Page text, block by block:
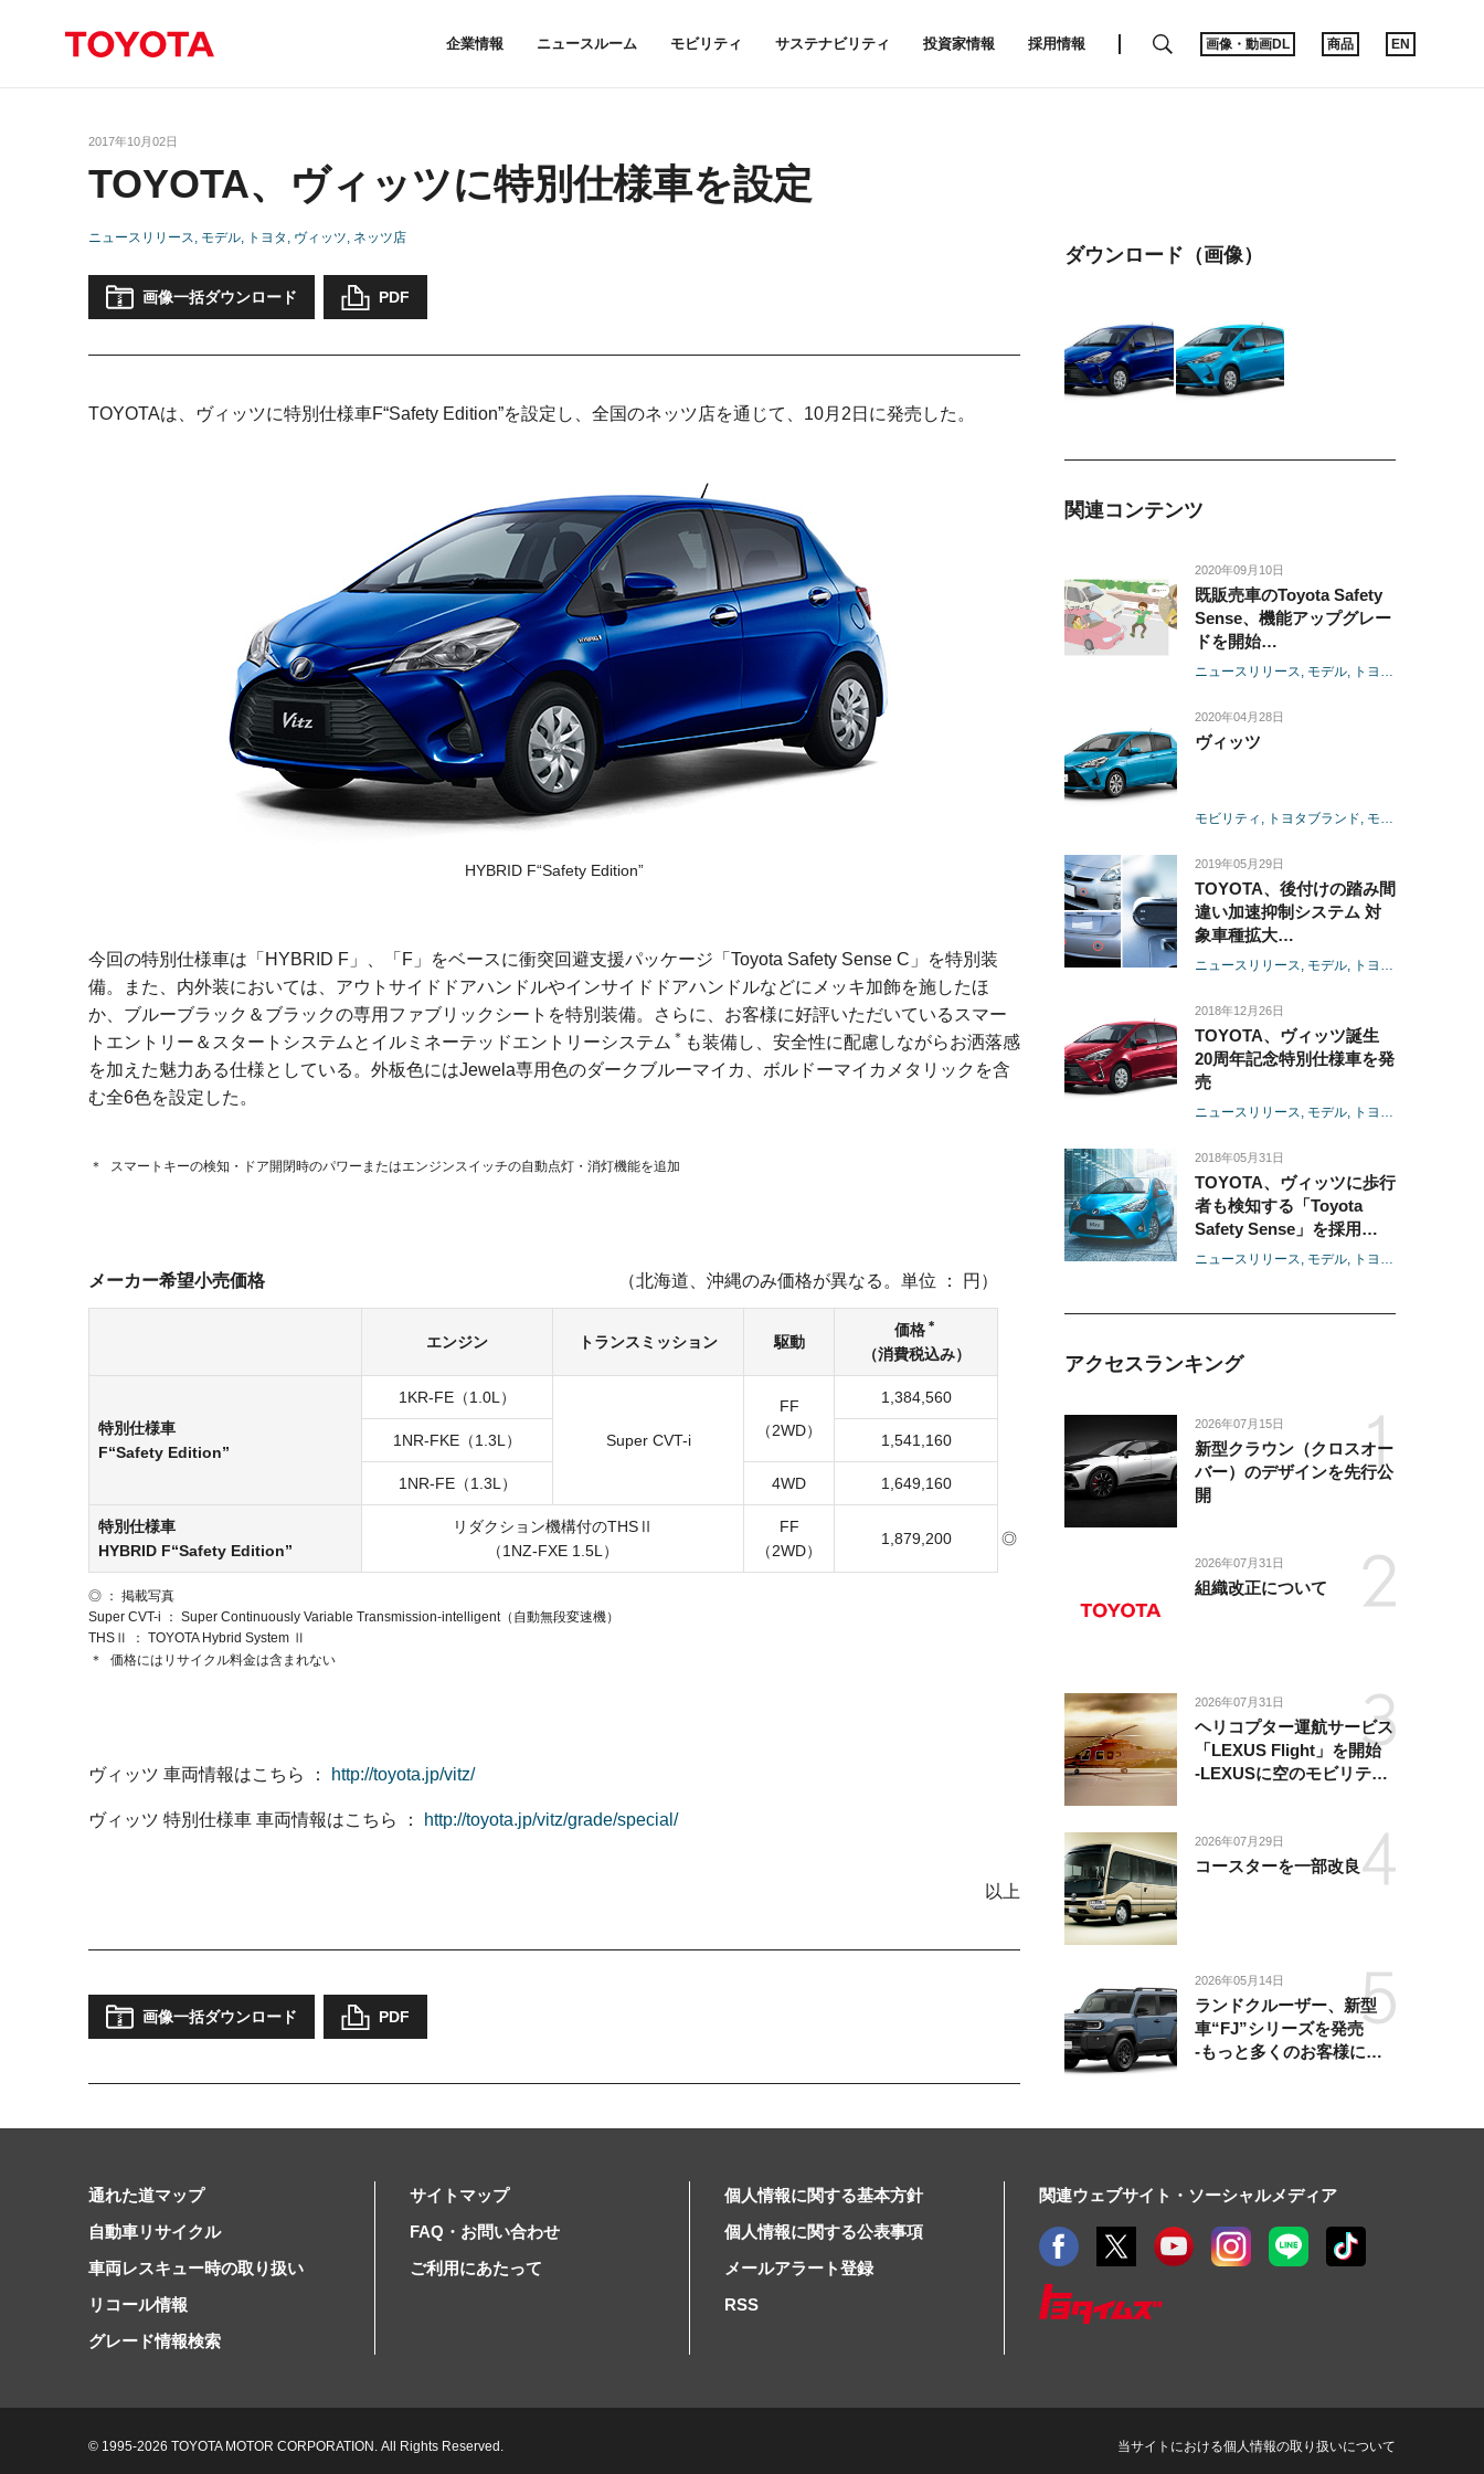
企業情報 ニュースルーム モビリティ サステナビリティ 投資家情報 採用情報 SEARCH画像・動画DL 商品 EN
2017年10月02日
TOYOTA、ヴィッツに特別仕様車を設定
ニュースリリース モデル トヨタ ヴィッツ ネッツ店
画像一括ダウンロード PDF
TOYOTAは、ヴィッツに特別仕様車F“Safety Edition”を設定し、全国のネッツ店を通じて、10月2日に発売した。
HYBRID F“Safety Edition”
今回の特別仕様車は「HYBRID F」、「F」をベースに衝突回避支援パッケージ「Toyota Safety Sense C」を特別装
備。また、内外装においては、アウトサイドドアハンドルやインサイドドアハンドルなどにメッキ加飾を施したほ
か、ブルーブラック＆ブラックの専用ファブリックシートを特別装備。さらに、お客様に好評いただいているスマー
トエントリー＆スタートシステムとイルミネーテッドエントリーシステム ＊ も装備し、安全性に配慮しながらお洒落感
を加えた魅力ある仕様としている。外板色にはJewela専用色のダークブルーマイカ、ボルドーマイカメタリックを含
む全6色を設定した。
＊ スマートキーの検知・ドア開閉時のパワーまたはエンジンスイッチの自動点灯・消灯機能を追加
メーカー希望小売価格 （北海道、沖縄のみ価格が異なる。単位 ： 円）
エンジン トランスミッション 駆動
価格 ＊
（消費税込み）
特別仕様車
F“Safety Edition”
1KR-FE（1.0L）
Super CVT-i
FF
（2WD）
1,384,560
1NR-FKE（1.3L） 1,541,160
1NR-FE（1.3L） 4WD 1,649,160
特別仕様車
HYBRID F“Safety Edition”
リダクション機構付のTHSⅡ
（1NZ-FXE 1.5L）
FF
（2WD）
◎
1,879,200
◎ ： 掲載写真
Super CVT-i
Super Continuously Variable Transmission-intelligent（自動無段変速機）
THSⅡ
TOYOTA Hybrid System Ⅱ
＊
価格にはリサイクル料金は含まれない
ヴィッツ 車両情報はこちら http://toyota.jp/vitz/
ヴィッツ 特別仕様車 車両情報はこちら http://toyota.jp/vitz/grade/special/
以上
画像一括ダウンロード PDF
ダウンロード（画像）
関連コンテンツ
2020年09月10日
既販売車のToyota Safety
Sense、機能アップグレー
ドを開始
-PCS（プリクラッシュセ
をアップグレードし、昼間
の歩行者も検知可能に-
ニュースリリース モデル トヨタ
2020年04月28日
ヴィッツ
モビリティ トヨタブランド モデル
2019年05月29日
TOYOTA、後付けの踏み間
違い加速抑制システム 対
象車種拡大
-対象車種を昨年12月より
に12車種へ拡大し、現在お
乗り頂いているクルマの安
全・安心をサポート-
ニュースリリース モデル トヨタ
2018年12月26日
TOYOTA、ヴィッツ誕生
20周年記念特別仕様車を発
売
ニュースリリース モデル トヨタ
2018年05月31日
TOYOTA、ヴィッツに歩行
者も検知する「Toyota
Safety Sense」を採用
-あわせて、2種類の特別仕
ニュースリリース モデル トヨタ
アクセスランキング
2026年07月15日
新型クラウン（クロスオー
バー）のデザインを先行公
開
2026年07月31日
組織改正について
2026年07月31日
ヘリコプター運航サービス
「LEXUS Flight」を開始
-LEXUSに空のモビリティ
2026年07月29日
コースターを一部改良
2026年05月14日
ランドクルーザー、新型
車“FJ”シリーズを発売
-もっと多くのお客様にラ
通れた道マップ
自動車リサイクル
車両レスキュー時の取り扱い
リコール情報
グレード情報検索
サイトマップ
FAQ・お問い合わせ
ご利用にあたって
個人情報に関する基本方針
個人情報に関する公表事項
メールアラート登録
RSS
関連ウェブサイト・ソーシャルメディア
当サイトにおける個人情報の取り扱いについて
© 1995-2026 TOYOTA MOTOR CORPORATION. All Rights Reserved.